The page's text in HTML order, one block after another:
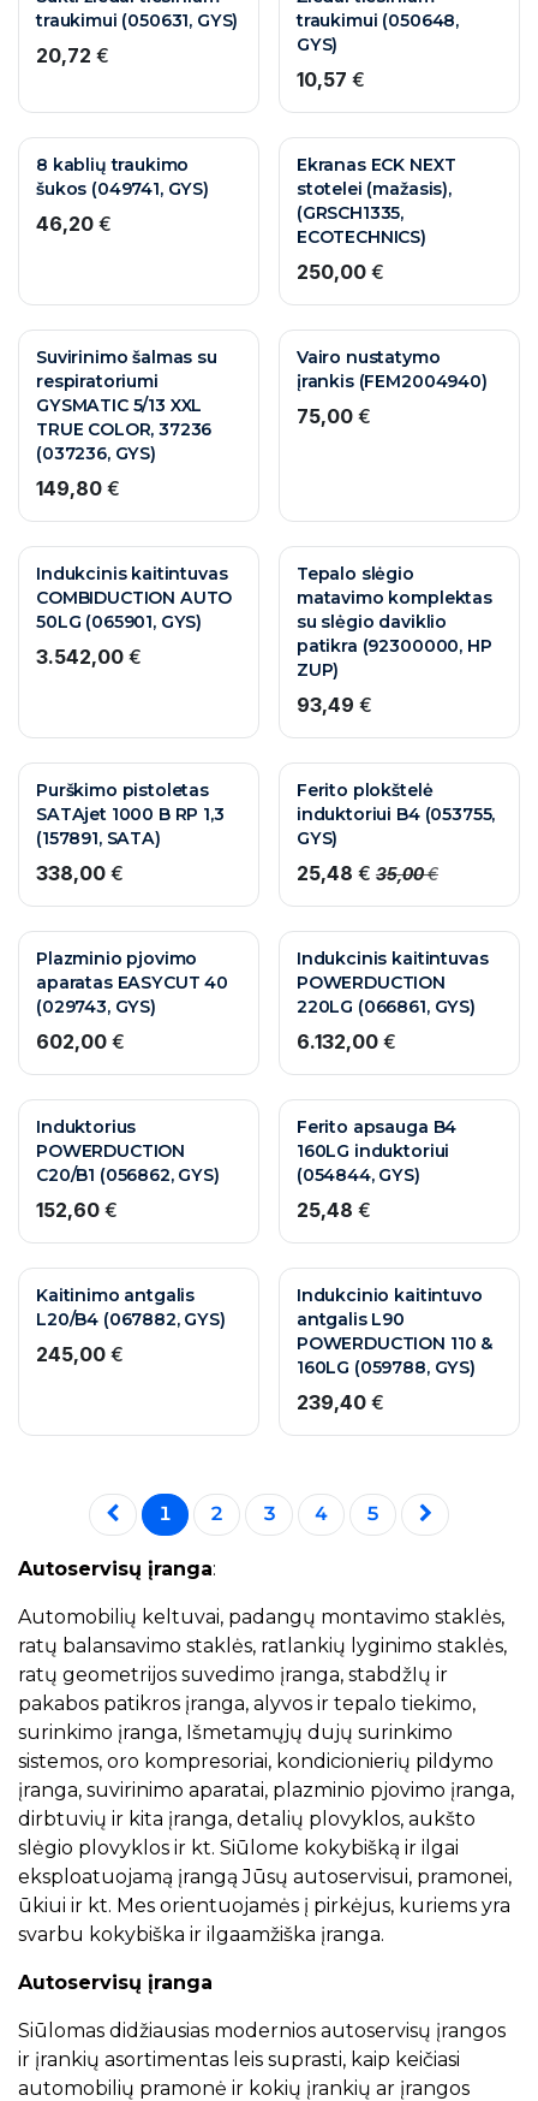
traukimui (050631, GYS)
20,72 €
traukimui (050648,
GYS)
10,57 €
8 kablių traukimo
šukos (049741, GYS)
46,20 €
Ekranas ECK NEXT
stotelei (mažasis),
(GRSCH1335,
ECOTECHNICS)
250,00€
Suvirinimo šalmas su
respiratoriumi
GYSMATIC 5/13 XXL
TRUE COLOR, 37236
(037236, GYS)
149,80 €
Vairo nustatymo
įrankis (FEM2004940)
75,00€
Indukcinis kaitintuvas
COMBIDUCTION AUTO
50LG (065901, GYS)
3.542,00 €
Tepalo slėgio
matavimo komplektas
su slėgio daviklio
patikra (92300000, HP
ZUP)
93,49 €
Purškimo pistoletas
SATAjet 1000 B RP 1,3
(157891, SATA)
338,00 €
Ferito plokštelė
induktoriui B4 (053755,
GYS)
25,48 € 35,00€
Plazminio pjovimo
aparatas EASYCUT 40
(029743, GYS)
602,00 €
Indukcinis kaitintuvas
POWERDUCTION
220LG (066861, GYS)
6.132,00€
Induktorius
POWERDUCTION
C20/B1 (056862, GYS)
152,60 €
Ferito apsauga B4
160LG induktoriui
(054844, GYS)
25,48 €
Kaitinimo antgalis
L20/B4 (067882, GYS)
245,00 €
Indukcinio kaitintuvo
antgalis L90
POWERDUCTION 110 &
160LG (059788, GYS)
239,40€
1 2 3 4 5
Autoservisų įranga:
Automobilių keltuvai, padangų montavimo staklės,
ratų balansavimo staklės, ratlankių lyginimo staklės,
ratų geometrijos suvedimo įranga, stabdžIų ir
pakabos patikros įranga, alyvos ir tepalo tiekimo,
surinkimo įranga, Išmetamųjų dujų surinkimo
sistemos, oro kompresoriai, kondicionierių pildymo
įranga, suvirinimo aparatai, plazminio pjovimo įranga,
dirbtuvių ir kita įranga, detalių plovyklos, aukšto
slėgio plovyklos ir kt. Siūlome kokybišką ir ilgai
eksploatuojamą įrangą Jūsų autoservisui, pramonei,
ūkiui ir kt. Mes orientuojamės į pirkėjus, kuriems yra
svarbu kokybiška ir ilgaamžiška įranga.
Autoservisų įranga
Siūlomas didžiausias modernios autoservisų įrangos
ir įrankių asortimentas leis suprasti, kaip keičiasi
automobilių pramonė ir kokių įrankių ar įrangos